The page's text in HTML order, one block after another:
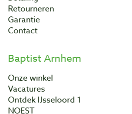
Retourneren
Garantie
Contact
Baptist Arnhem
Onze winkel
Vacatures
Ontdek IJsseloord 1
NOEST